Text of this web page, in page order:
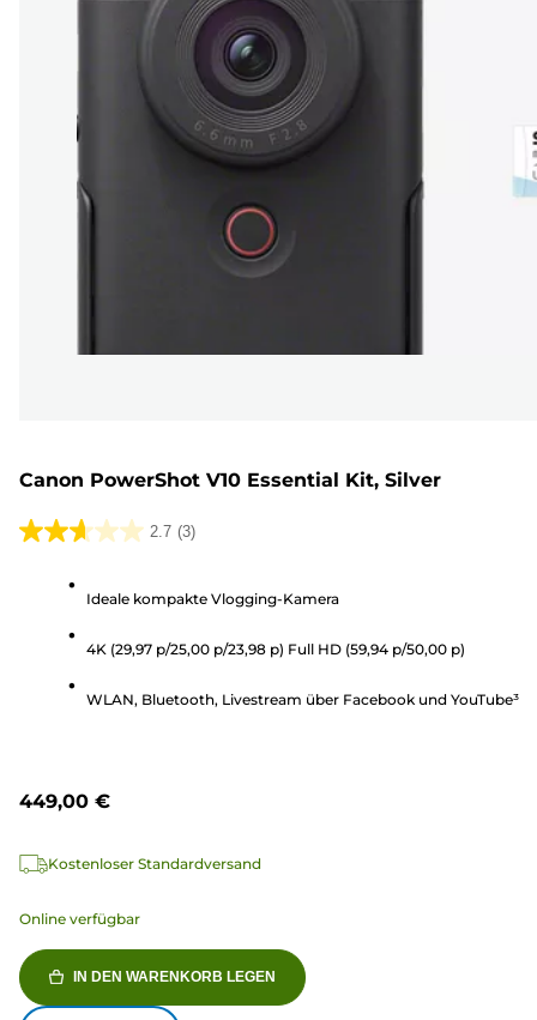
Canon PowerShot V10 Essential Kit, Silver
2.7 (3)
2.7
Sternen.
Bewertungen
Ideale kompakte Vlogging-Kamera
4K (29,97 p/25,00 p/23,98 p) Full HD (59,94 p/50,00 p)
WLAN, Bluetooth, Livestream über Facebook und YouTube³
449,00 €
Kostenloser Standardversand
Online verfügbar
IN DEN WARENKORB LEGEN